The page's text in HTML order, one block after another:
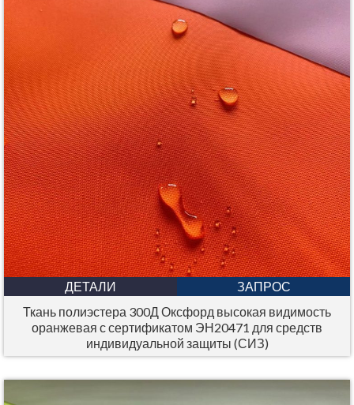
ДЕТАЛИ
ЗАПРОС
Ткань полиэстера 300Д Оксфорд высокая видимость
оранжевая с сертификатом ЭН20471 для средств
индивидуальной защиты (СИЗ)